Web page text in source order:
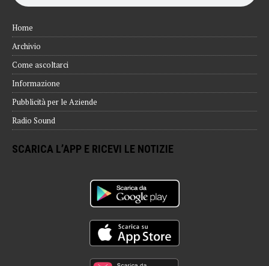
Home
Archivio
Come ascoltarci
Informazione
Pubblicità per le Aziende
Radio Sound
SCARICA L’APP E RICEVI LE NOTIZIE